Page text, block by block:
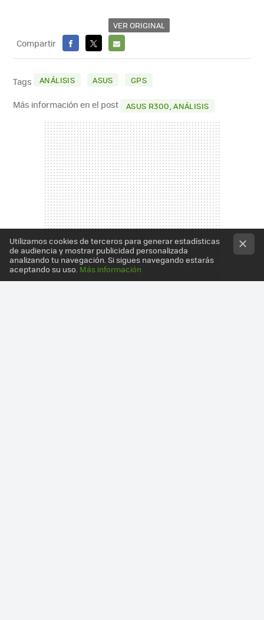
VER ORIGINAL
Compartir
FACEBOOK
X
E-
MAIL
Tags ANÁLISIS ASUS GPS
Más información en el post ASUS R300, ANÁLISIS
Utilizamos cookies de terceros para generar estadísticas
de audiencia y mostrar publicidad personalizada
analizando tu navegación. Si sigues navegando estarás
aceptando su uso. Más información